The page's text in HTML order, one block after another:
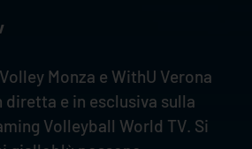
Monza e WithU Verona
diretta e in esclusiva sulla
Volleyball World TV. Si